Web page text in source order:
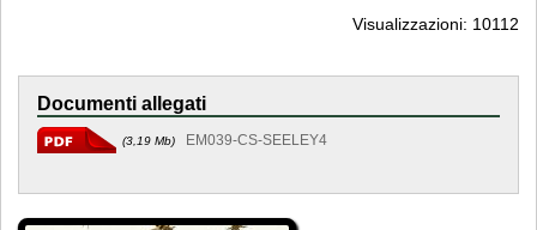
Visualizzazioni: 10112
Documenti allegati
(3,19 Mb) EM039-CS-SEELEY4